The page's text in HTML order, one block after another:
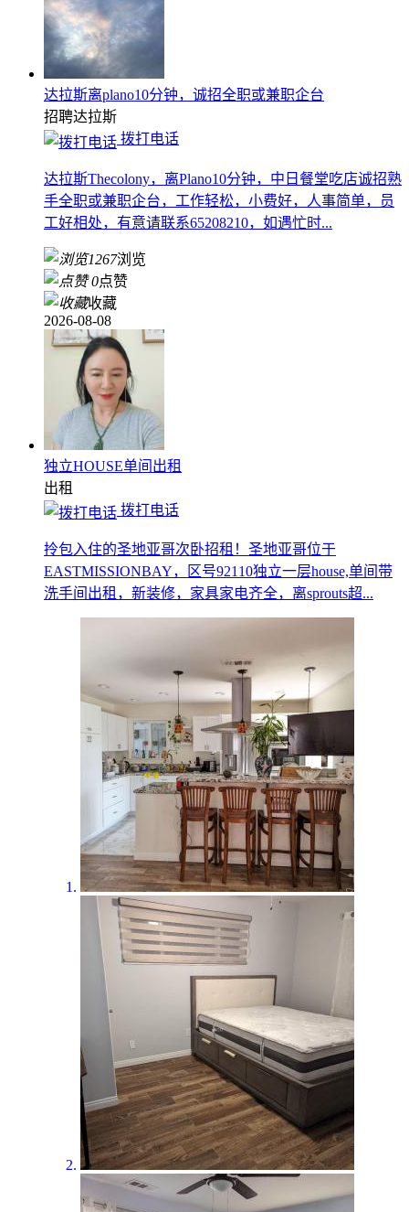
达拉斯离plano10分钟，诚招全职或兼职企台
招聘达拉斯
拨打电话
达拉斯Thecolony，离Plano10分钟，中日餐堂吃店诚招熟
手全职或兼职企台，工作轻松，小费好，人事简单，员
工好相处，有意请联系65208210，如遇忙时...
1267浏览
0点赞
收藏
2026-08-08
独立HOUSE单间出租
出租
拨打电话
拎包入住的圣地亚哥次卧招租！圣地亚哥位于
EASTMISSIONBAY，区号92110独立一层house,单间带
洗手间出租，新装修，家具家电齐全，离sprouts超...